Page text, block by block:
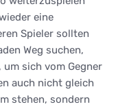
eine
Spieler sollten
Weg suchen,
sich vom Gegner
auch nicht gleich
stehen, sondern